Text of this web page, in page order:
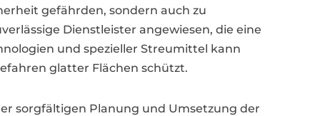
gefährden, sondern auch zu
Dienstleister angewiesen, die eine
und spezieller Streumittel kann
glatter Flächen schützt.
sorgfältigen Planung und Umsetzung der